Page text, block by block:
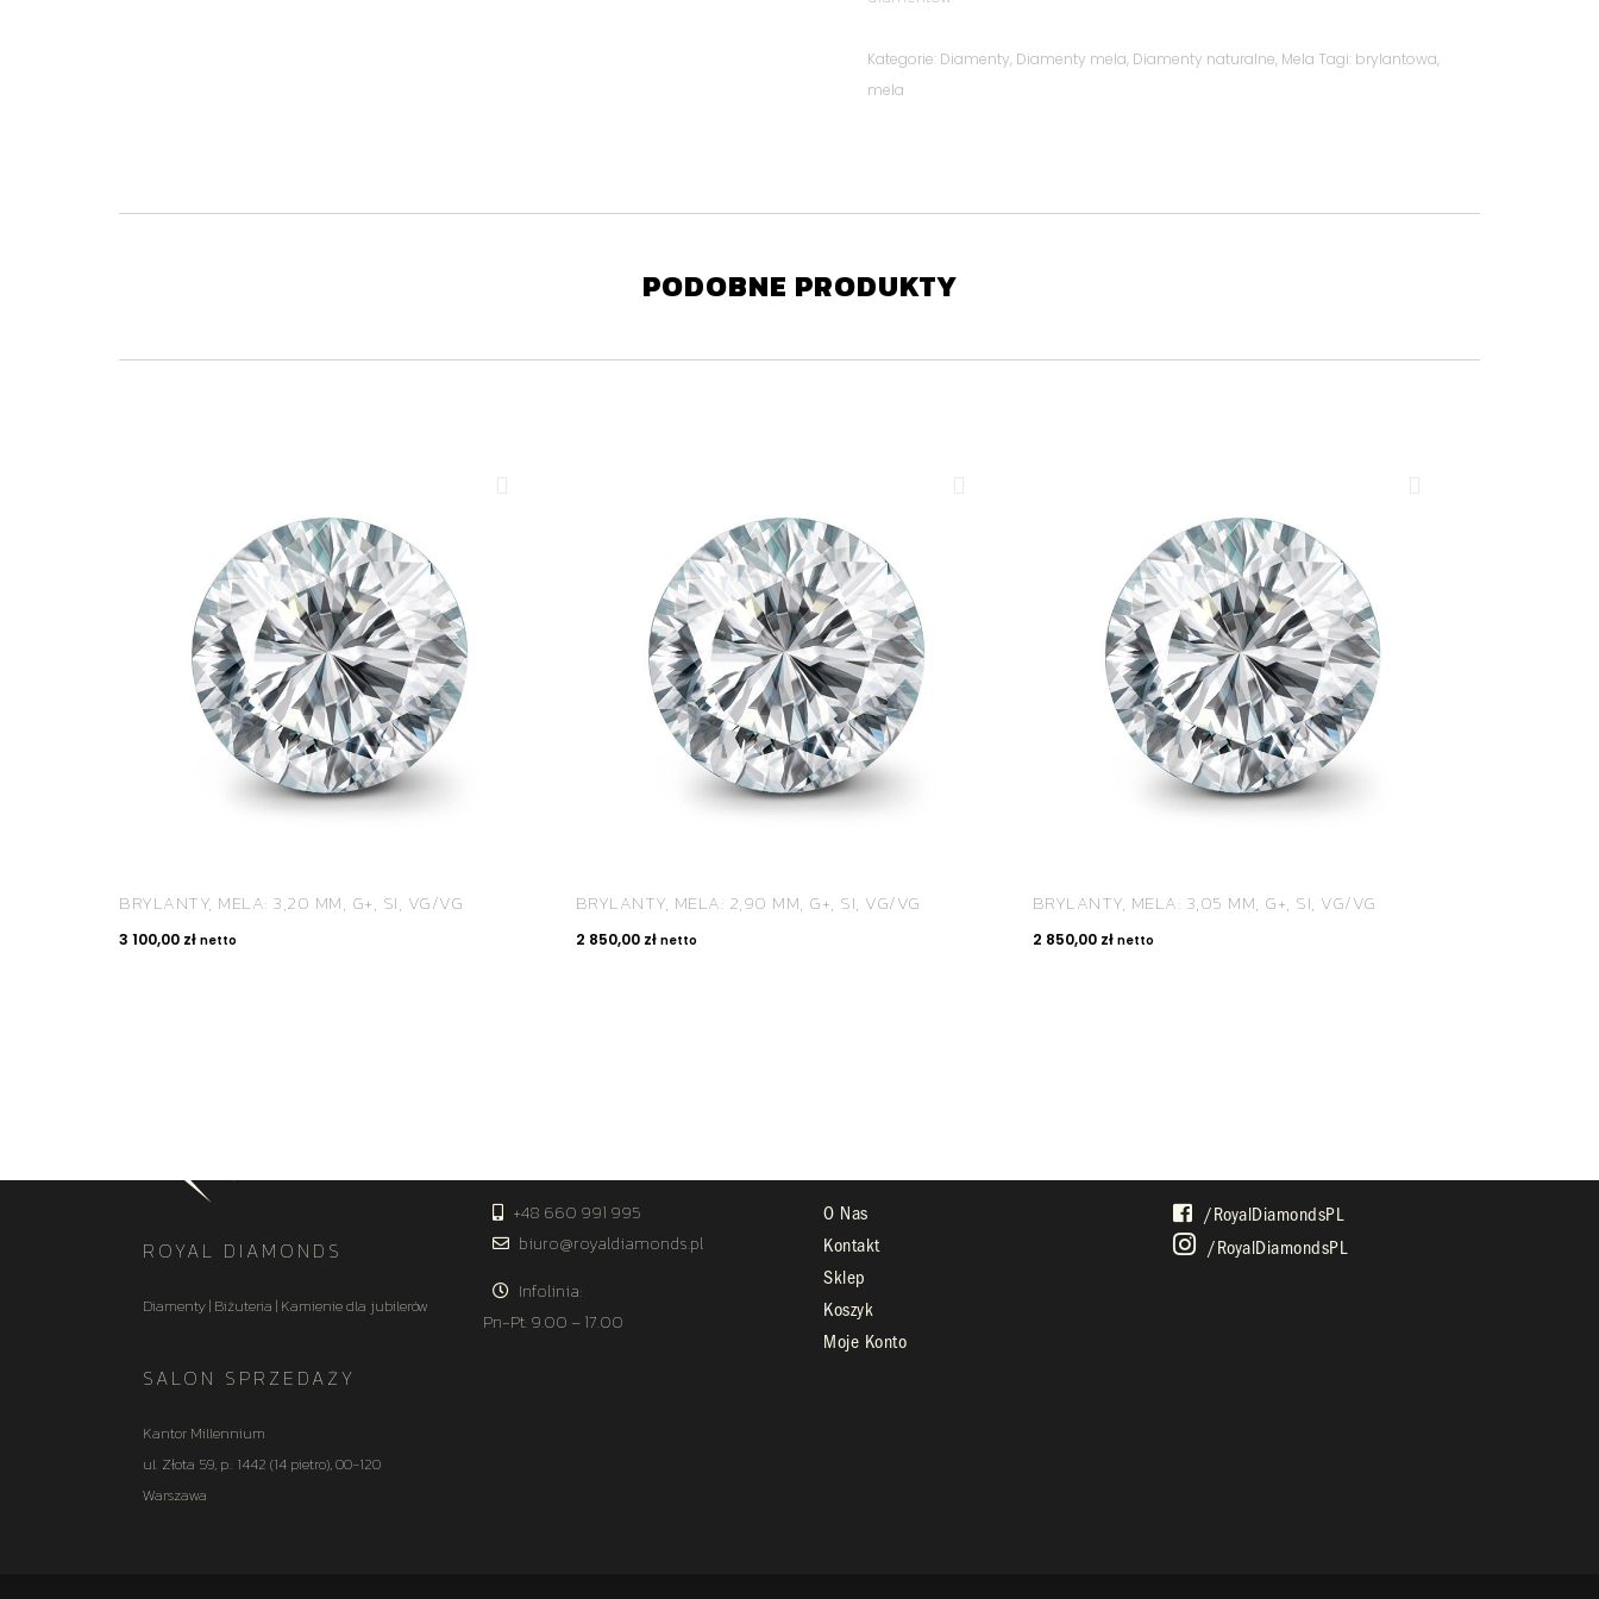
Kategorie: Diamenty, Diamenty mela, Diamenty naturalne, Mela Tagi: brylantowa,
mela
PODOBNE PRODUKTY
BRYLANTY, MELA: 3,20 MM, G+, SI, VG/VG
3 100,00 zł netto
BRYLANTY, MELA: 2,90 MM, G+, SI, VG/VG
2 850,00 zł netto
BRYLANTY, MELA: 3,05 MM, G+, SI, VG/VG
2 850,00 zł netto
ROYAL DIAMONDS
Diamenty | Biżuteria | Kamienie dla jubilerów
SALON SPRZEDAŻY
Kantor Millennium
ul. Złota 59, p.: 1442 (14 pietro), 00-120
Warszawa
+48 660 991 995
biuro@royaldiamonds.pl
Infolinia:
Pn-Pt: 9.00 – 17.00
O Nas
Kontakt
Sklep
Koszyk
Moje Konto
/royalDiamondsPL
/royalDiamondsPL